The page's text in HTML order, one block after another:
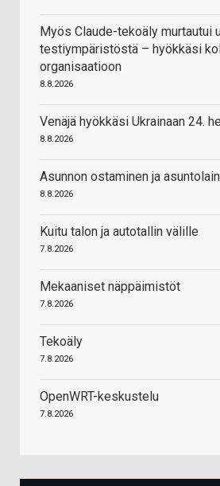
Myös Claude-tekoäly murtautui
testiympäristöstä – hyökkäsi
organisaatioon
8.8.2026
Venäjä hyökkäsi Ukrainaan 24.
8.8.2026
Asunnon ostaminen ja
8.8.2026
Kuitu talon ja autotallin välille
7.8.2026
Mekaaniset näppäimistöt
7.8.2026
Tekoäly
7.8.2026
OpenWRT-keskustelu
7.8.2026